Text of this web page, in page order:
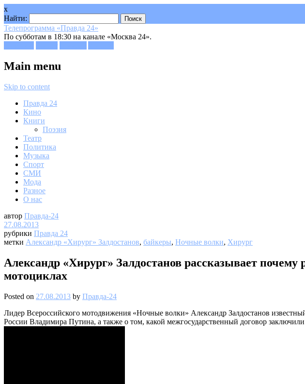
x
Найти:
Телепрограмма «Правда 24»
По субботам в 18:30 на канале «Москва 24».
Main menu
Skip to content
Правда 24
Кино
Книги
Поэзия
Театр
Политика
Музыка
Спорт
СМИ
Мода
Разное
О нас
автор Правда-24
27.08.2013
рубрики Правда 24
метки Александр «Хирург» Залдостанов, байкеры, Ночные волки, Хирург
Александр «Хирург» Залдостанов рассказывает
мотоциклах
Posted on 27.08.2013 by Правда-24
Лидер Всероссийского мотодвижения «Ночные волки» Александр Залдостанов
России Владимира Путина, а также о том, какой межгосударственный договор